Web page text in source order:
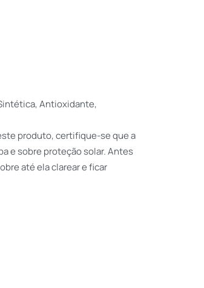
Antioxidante,
produto, certifique-se que a
e sobre proteção solar. Antes
até ela clarear e ficar